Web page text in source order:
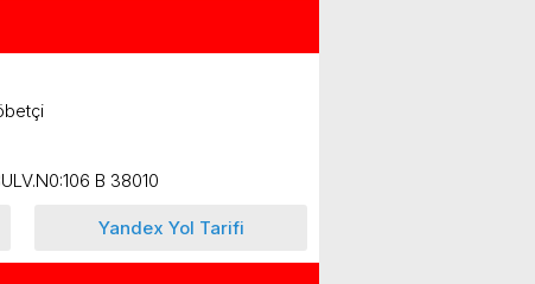
B 38010
Yandex Yol Tarifi